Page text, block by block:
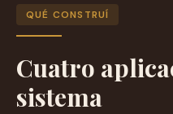
QUÉ CONSTRUÍ
Cuatro
sistema